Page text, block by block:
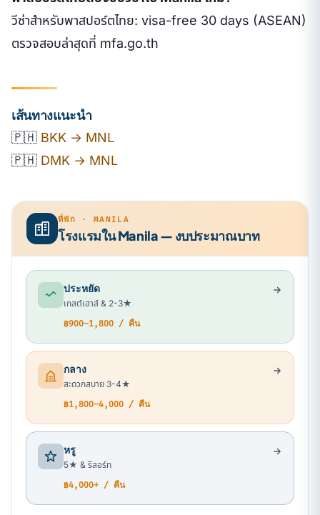
วีซ่าสำหรับพาสปอร์ตไทย: visa-free 30 days (ASEAN)
ตรวจสอบล่าสุดที่ mfa.go.th
เส้นทางแนะนำ
🇵🇭 BKK → MNL
🇵🇭 DMK → MNL
ที่พัก · MANILA
โรงแรมใน Manila — งบประมาณบาท
ประหยัด
เกสต์เฮาส์ & 2-3★
฿900–1,800 / คืน
กลาง
สะดวกสบาย 3-4★
฿1,800–4,000 / คืน
หรู
5★ & รีสอร์ท
฿4,000+ / คืน